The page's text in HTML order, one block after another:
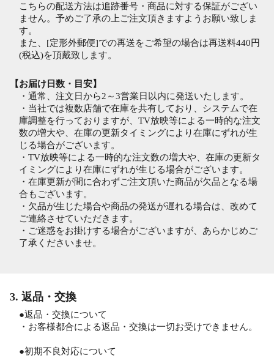
こちらの配送方法は追跡番号・商品に対する保証がござい
ません。予めご了承の上ご注文頂きますようお願い致しま
す。
また、[定形外郵便]での再送をご希望の場合は再送料440円
(税込)を頂戴致します。
【お届け日数・目安】
・通常、注文日から2～3営業日以内に発送いたします。
・当社では複数店舗で在庫を共有しており、システムで在
庫調整を行っておりますが、TV放映等による一時的な注文
数の増大や、在庫の更新タイミングにより在庫にずれが生
じる場合がございます。
・TV放映等による一時的な注文数の増大や、在庫の更新タ
イミングにより在庫にずれが生じる場合がございます。
・在庫更新が間に合わずご注文頂いた商品が欠品となる場
合もございます。
・欠品が生じた場合や商品の発送が遅れる場合は、改めて
ご連絡させていただきます。
・ご迷惑をお掛けする場合がございますが、あらかじめご
了承くださいませ。
3. 返品・交換
●返品・交換について
・お客様都合による返品・交換は一切お受けできません。
●初期不良対応について